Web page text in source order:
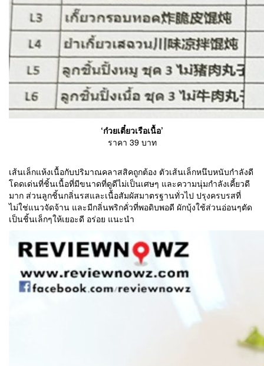
‘ก๋วยเตี๋ยวเรือเนื้อ’
ราคา 39 บาท
เส้นเล็กแห้งเนื้อกับปริมาณคลาสสิคถูกต้อง ตัวเส้นเล็กหนึบหนับกำลังดี
โดดเด่นที่ชิ้นเนื้อที่มีขนาดที่ดูดีไม่เป็นเศษๆ และความนุ่มกำลังเคี้ยวดี
มาก ส่วนลูกชิ้นกลิ่นรสและเนื้อสัมผัสมาตรฐานทั่วไป ปรุงครบรสที่
ไม่ใช่แนวจัดจ้าน และมีกลิ่นพริกคั่วที่พอดิบพอดี ผักบุ้งใช้ส่วนอ่อนๆตัด
เป็นชิ้นเล็กๆให้เยอะดี อร่อย แนะนำ